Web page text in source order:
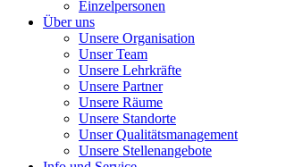
Einzelpersonen
Über uns
Unsere Organisation
Unser Team
Unsere Lehrkräfte
Unsere Partner
Unsere Räume
Unsere Standorte
Unser Qualitätsmanagement
Unsere Stellenangebote